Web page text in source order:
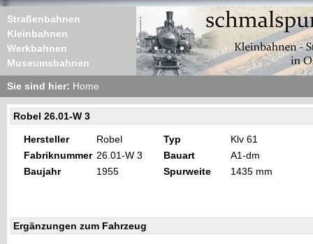
Straßenbahnen
Kleinbahnen
Werkbahnen
Museumsbahnen
Sie sind hier: Home
Robel 26.01-W 3
Hersteller Robel Typ
Klv 61
Fabriknummer 26.01-W 3 Bauart
A1-dm
Baujahr
1955 Spurweite 1435 mm
Ergänzungen zum Fahrzeug